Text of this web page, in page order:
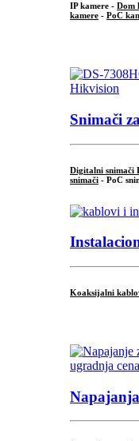
IP kamere - Dom
kamere - PoC
Snimači
Digitalni snimači
snimači - PoC
Koaksijalni